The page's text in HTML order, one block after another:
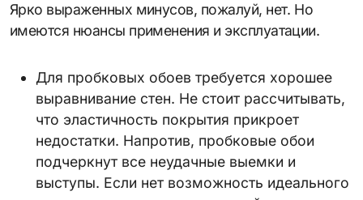
Ярко выраженных минусов, пожалуй, нет. Но
имеются нюансы применения и эксплуатации.
Для пробковых обоев требуется хорошее
выравнивание стен. Не стоит рассчитывать,
что эластичность покрытия прикроет
недостатки. Напротив, пробковые обои
подчеркнут все неудачные выемки и
выступы. Если нет возможность идеального